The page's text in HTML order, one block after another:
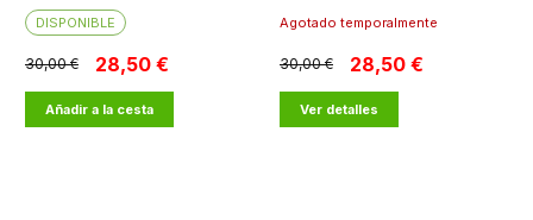
DISPONIBLE
30,00 € 28,50 €
Añadir a la cesta
Agotado temporalmente
30,00 € 28,50 €
Ver detalles